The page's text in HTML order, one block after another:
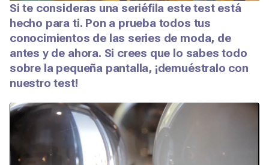
Si te consideras una seriéfila este test está
hecho para ti. Pon a prueba todos tus
conocimientos de las series de moda, de
antes y de ahora. Si crees que lo sabes todo
sobre la pequeña pantalla, ¡demuéstralo con
nuestro test!